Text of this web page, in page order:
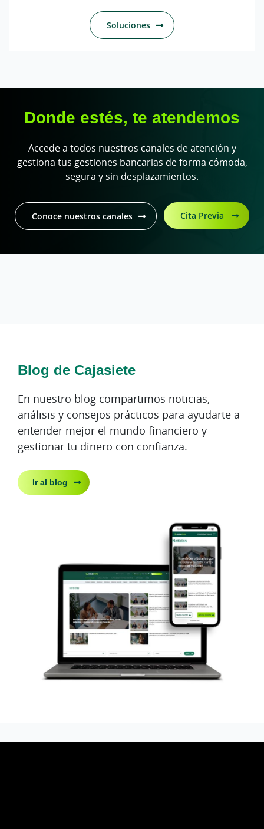
Soluciones
Donde estés, te atendemos
Accede a todos nuestros canales de atención y
gestiona tus gestiones bancarias de forma cómoda,
segura y sin desplazamientos.
Conoce nuestros canales Cita Previa
Blog de Cajasiete
En nuestro blog compartimos noticias,
análisis y consejos prácticos para ayudarte a
entender mejor el mundo financiero y
gestionar tu dinero con confianza.
Ir al blog